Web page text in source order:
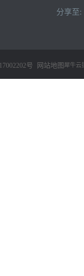
分享至:
号 网站地图 犀牛云